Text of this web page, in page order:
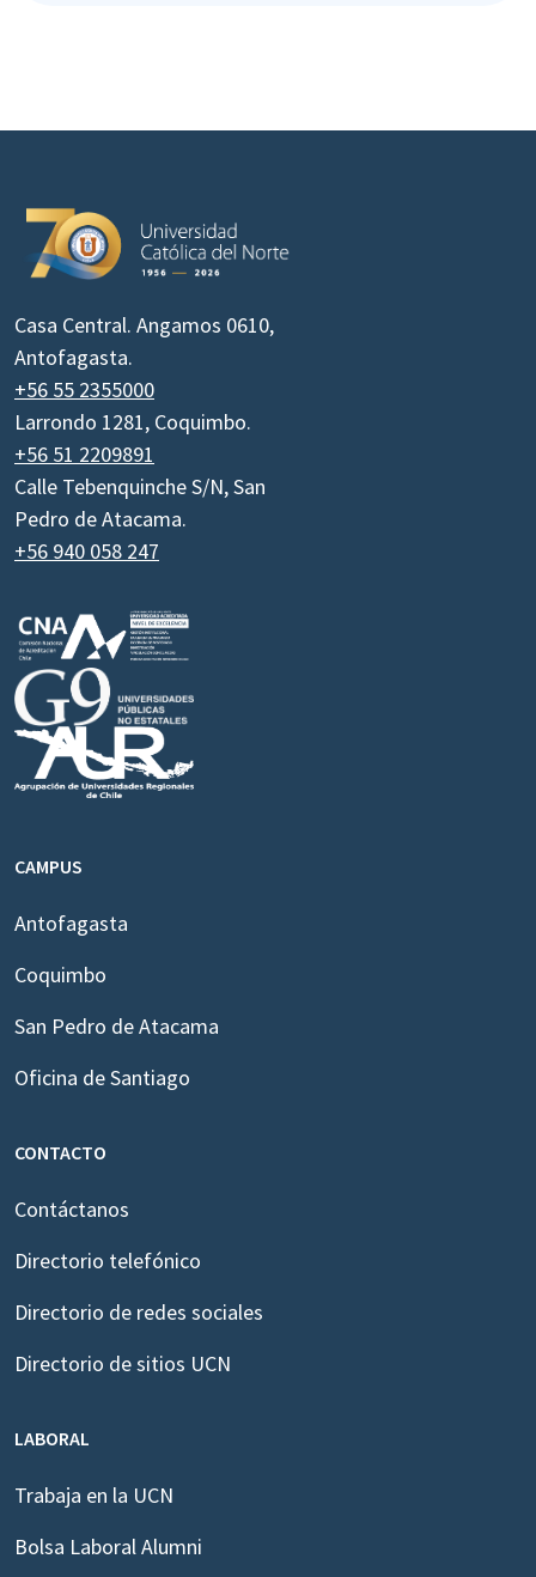
Casa Central. Angamos 0610,
Antofagasta.
+56 55 2355000
Larrondo 1281, Coquimbo.
+56 51 2209891
Calle Tebenquinche S/N, San
Pedro de Atacama.
+56 940 058 247
CAMPUS
Antofagasta
Coquimbo
San Pedro de Atacama
Oficina de Santiago
CONTACTO
Contáctanos
Directorio telefónico
Directorio de redes sociales
Directorio de sitios UCN
LABORAL
Trabaja en la UCN
Bolsa Laboral Alumni